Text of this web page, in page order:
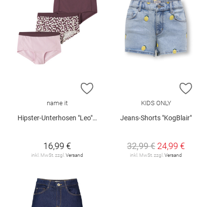
ZUR WUNSCHLISTE HINZUFÜGEN
name it
Hipster-Unterhosen "Leo", 3er-Pack
16,99 €
inkl. MwSt. zzgl. Versand
ZUR
KIDS ONLY
Jeans-Shorts "KogBlair"
32,99 € 24,99 €
inkl. MwSt. zzgl. Versand